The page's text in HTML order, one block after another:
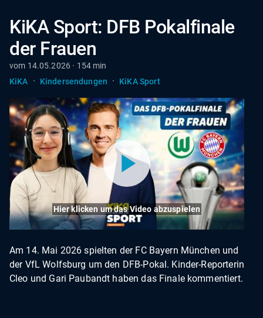
KiKA Sport: DFB Pokalfinale
der Frauen
vom 14.05.2026 · 154 min
KiKA
· Kindersendungen · KiKA Sport
Hier klicken um das Video abzuspielen
Am 14. Mai 2026 spielten der FC Bayern München und
der VfL Wolfsburg um den DFB-Pokal. Kinder-Reporterin
Cleo und Gari Paubandt haben das Finale kommentiert.